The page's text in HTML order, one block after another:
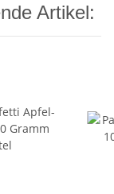
Artikel: